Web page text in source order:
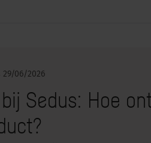
29/06/2026
Sedus: Hoe